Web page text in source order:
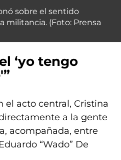
sobre el sentido
militancia. (Foto: Prensa
‘yo tengo
el acto central, Cristina
a la gente
acompañada, entre
“Wado” De